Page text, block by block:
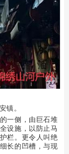
镇。
一侧，由巨石堆
设施，以防止马
栏。更令人叫绝
长的凹槽，与现